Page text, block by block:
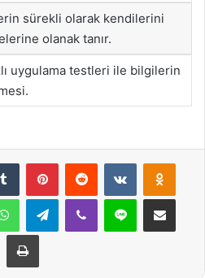
sürekli olarak kendilerini
olanak tanır.
uygulama testleri ile bilgilerin
Tumblr PinterestReddit VKontakte
WhatsAppTelegramViber Line E-Posta ile
Yazdır